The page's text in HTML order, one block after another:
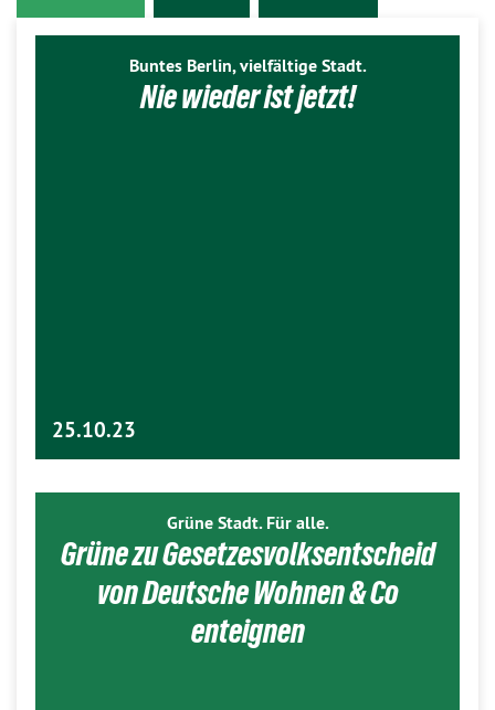
Buntes Berlin, vielfältige Stadt.
Nie wieder ist jetzt!
25.10.23
Grüne Stadt. Für alle.
Grüne zu Gesetzesvolksentscheid
von Deutsche Wohnen & Co
enteignen